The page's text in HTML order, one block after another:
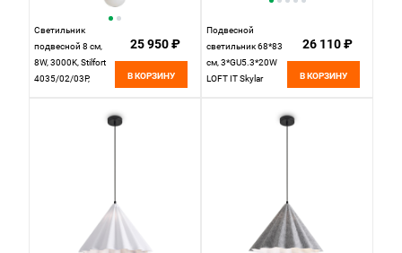
Светильник
подвесной 8 см,
8W, 3000K, Stilfort
4035/02/03P,
25 950 ₽
В КОРЗИНУ
Подвесной
светильник 68*83
см, 3*GU5.3*20W
LOFT IT Skylar
26 110 ₽
В КОРЗИНУ